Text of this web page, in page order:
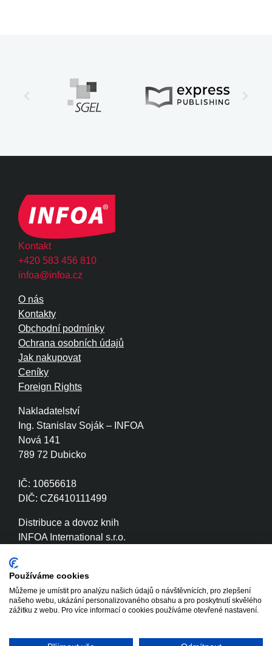
Kontakt
+420 583 456 810
infoa@infoa.cz
Nakladatelství
Ing. Stanislav Soják – INFOA
Nová 141
789 72 Dubicko
IČ: 10656618
DIČ: CZ6410111499
Distribuce a dovoz knih
INFOA International s.r.o.
IČ: 26870886
DIČ: CZ26870886
O nás
Kontakty
Obchodní podmínky
Ochrana osobních údajů
Jak nakupovat
Ceníky
Foreign Rights
Používáme cookies
Můžeme je umístit pro analýzu našich údajů o návštěvnících, pro zlepšení
našeho webu, ukázání personalizovaného obsahu a pro poskytnutí skvělého
zážitku z webu. Pro více informací o cookies používáme otevřené nastavení.